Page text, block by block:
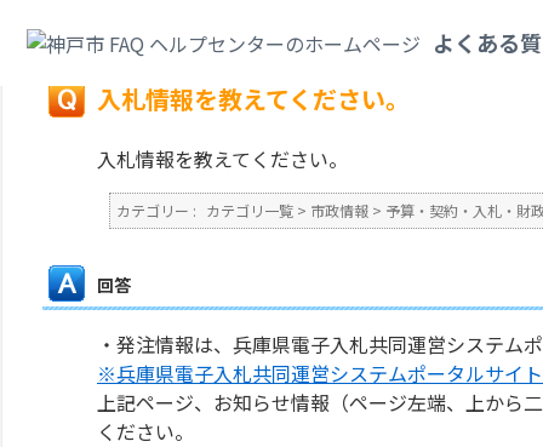
よくある
戻る
入札情報を教えてください。
入札情報を教えてください。
カテゴリー : カテゴリ一覧 > 市政情報 > 予算・契約・入札・財
回答
・発注情報は、兵庫県電子入札共同運営システム
※兵庫県電子入札共同運営システムポータルサイ
上記ページ、お知らせ情報（ページ左端、上から
ください。